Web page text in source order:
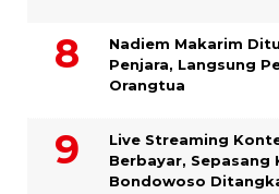
​Nadiem Makarim
Penjara, Langsung
Orangtua
Live Streaming
Berbayar, Sepasang
Bondowoso